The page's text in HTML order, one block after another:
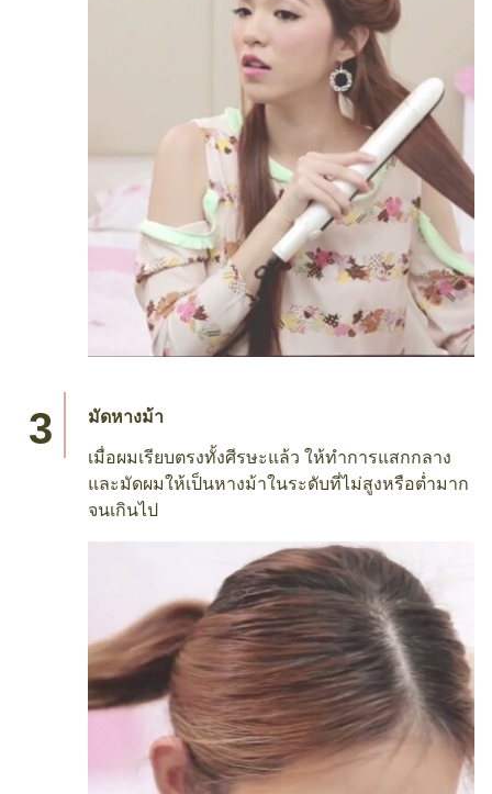
มัดหางม้า
เมื่อผมเรียบตรงทั้งศีรษะแล้ว ให้ทำการแสกกลาง
และมัดผมให้เป็นหางม้าในระดับที่ไม่สูงหรือต่ำมาก
จนเกินไป